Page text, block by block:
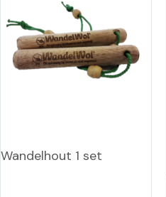
Wandelhout 1 set